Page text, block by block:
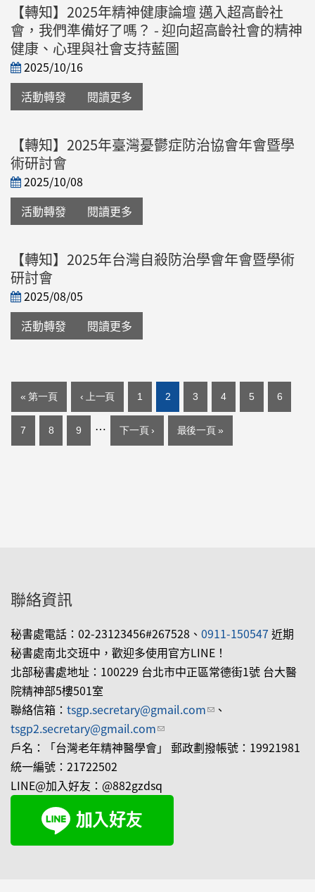
【轉知】2025年精神健康論壇 邁入超高齡社
會，我們準備好了嗎？ - 迎向超高齡社會的精神
健康、心理與社會支持藍圖
2025/10/16
活動轉發
閱讀更多
【轉知】2025年臺灣憂鬱症防治協會年會暨學
術研討會
2025/10/08
活動轉發
閱讀更多
【轉知】2025年台灣自殺防治學會年會暨學術
研討會
2025/08/05
活動轉發
閱讀更多
頁面
« 第一頁 ‹ 上一頁 1 2 3 4 5 6
7 8 9 … 下一頁 › 最後一頁 »
聯絡資訊
秘書處電話：02-23123456#267528、 0911-150547近期
秘書處南北交班中，歡迎多使用官方LINE！
北部秘書處地址：100229 台北市中正區常德街1號 台大醫
院精神部5樓501室
聯絡信箱： tsgp.secretary@gmail.com(link sends e-mail)
、
tsgp2.secretary@gmail.com(link sends e-mail)
戶名：「台灣老年精神醫學會」 郵政劃撥帳號：19921981
統一編號：21722502
LINE@加入好友：@882gzdsq